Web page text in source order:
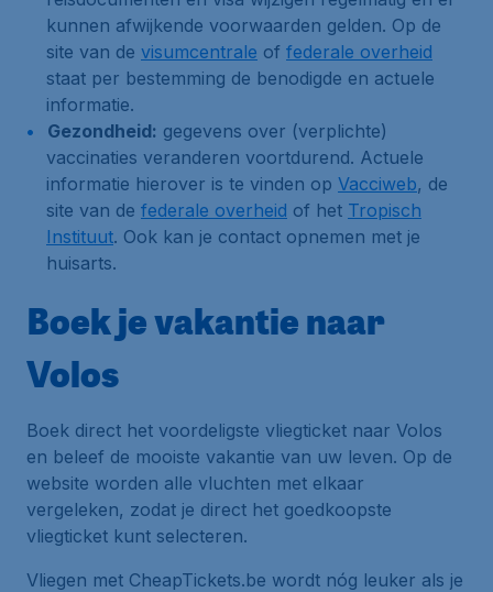
kunnen afwijkende voorwaarden gelden. Op de
site van de visumcentrale of federale overheid
staat per bestemming de benodigde en actuele
informatie.
Gezondheid: gegevens over (verplichte)
vaccinaties veranderen voortdurend. Actuele
informatie hierover is te vinden op Vacciweb, de
site van de federale overheid of het Tropisch
Instituut. Ook kan je contact opnemen met je
huisarts.
Boek je vakantie naar
Volos
Boek direct het voordeligste vliegticket naar Volos
en beleef de mooiste vakantie van uw leven. Op de
website worden alle vluchten met elkaar
vergeleken, zodat je direct het goedkoopste
vliegticket kunt selecteren.
Vliegen met CheapTickets.be wordt nóg leuker als je